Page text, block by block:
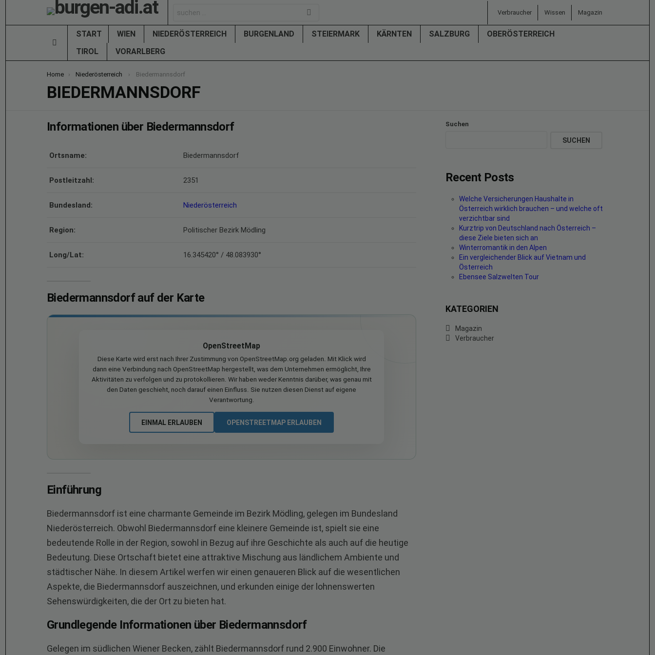
for:
Verbraucher Wissen Magazin
START WIEN NIEDERÖSTERREICH BURGENLAND STEIERMARK KÄRNTEN SALZBURG
OBERÖSTERREICH
TIROL
VORARLBERG
You are here:
Home Niederösterreich Biedermannsdorf
BIEDERMANNSDORF
Informationen über Biedermannsdorf
Ortsname: Biedermannsdorf
Postleitzahl: 2351
Bundesland: Niederösterreich
Region: Politischer Bezirk Mödling
Long/Lat: 16.345420° / 48.083930°
Biedermannsdorf auf der Karte
OpenStreetMap
Diese Karte wird erst nach Ihrer Zustimmung von OpenStreetMap.org geladen. Mit Klick wird
dann eine Verbindung nach OpenStreetMap hergestellt, was dem Unternehmen ermöglicht, Ihre
Aktivitäten zu verfolgen und zu protokollieren. Wir haben weder Kenntnis darüber, was genau mit
den Daten geschieht, noch darauf einen Einfluss. Sie nutzen diesen Dienst auf eigene
Verantwortung.
EINMAL ERLAUBEN OPENSTREETMAP ERLAUBEN
Einführung
Biedermannsdorf ist eine charmante Gemeinde im Bezirk Mödling, gelegen im Bundesland
Niederösterreich. Obwohl Biedermannsdorf eine kleinere Gemeinde ist, spielt sie eine
bedeutende Rolle in der Region, sowohl in Bezug auf ihre Geschichte als auch auf die heutige
Bedeutung. Diese Ortschaft bietet eine attraktive Mischung aus ländlichem Ambiente und
städtischer Nähe. In diesem Artikel werfen wir einen genaueren Blick auf die wesentlichen
Aspekte, die Biedermannsdorf auszeichnen, und erkunden einige der lohnenswerten
Sehenswürdigkeiten, die der Ort zu bieten hat.
Grundlegende Informationen über Biedermannsdorf
Gelegen im südlichen Wiener Becken, zählt Biedermannsdorf rund 2.900 Einwohner. Die
Suchen
SUCHEN
Recent Posts
Welche Versicherungen Haushalte in
Österreich wirklich brauchen – und welche oft
verzichtbar sind
Kurztrip von Deutschland nach Österreich –
diese Ziele bieten sich an
Winterromantik in den Alpen
Ein vergleichender Blick auf Vietnam und
Österreich
Ebensee Salzwelten Tour
KATEGORIEN
Magazin
Verbraucher